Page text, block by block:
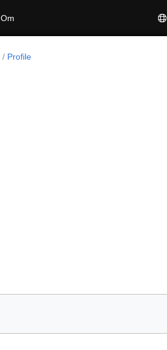
Om
Profile